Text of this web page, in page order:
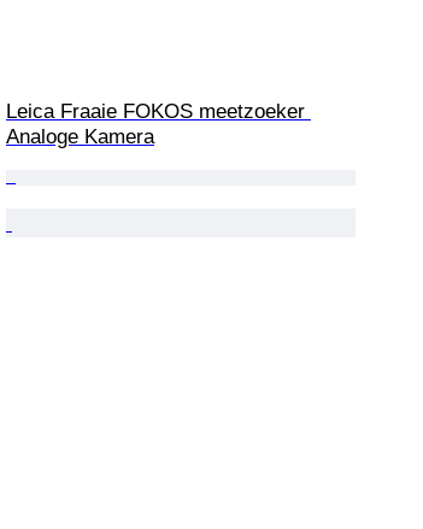
Leica Fraaie FOKOS meetzoeker
Analoge Kamera